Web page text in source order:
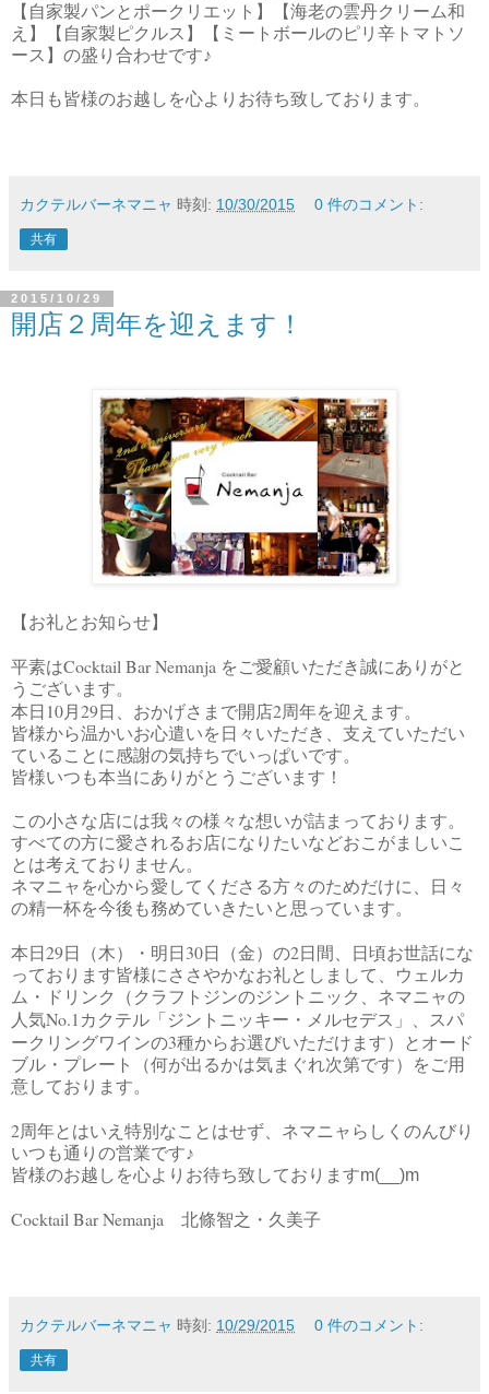
【自家製パンとポークリエット】【海老の雲丹クリーム和
え】【自家製ピクルス】【ミートボールのピリ辛トマトソ
ース】の盛り合わせです♪
本日も皆様のお越しを心よりお待ち致しております。
カクテルバーネマニャ 時刻: 10/30/2015 0 件のコメント:
共有
2015/10/29
開店２周年を迎えます！
【お礼とお知らせ】
平素はCocktail Bar Nemanja をご愛顧いただき誠にありがと
うございます。
本日 10月 29日、おかげさまで開店2周年を迎えます。
皆様から温かいお心遣いを日々いただき、支えていただい
ていることに感謝の気持ちでいっぱいです。
皆様いつも本当にありがとうございます！
この小さな店には我々の様々な想いが詰まっております。
すべての方に愛されるお店になりたいなどおこがましいこ
とは考えておりません。
ネマニャを心から愛してくださる方々のためだけに、日々
の精一杯を今後も務めていきたいと思っています。
本日 29日（木）・明日 30日（金）の2日間、日頃お世話にな
っております皆様にささやかなお礼としまして、ウェルカ
ム・ドリンク（クラフトジンのジントニック、ネマニャの
人気No.1 カクテル「ジントニッキー・メルセデス」、スパ
ークリングワインの3種からお選びいただけます）とオード
ブル・プレート（何が出るかは気まぐれ次第です）をご用
意しております。
2周年とはいえ特別なことはせず、ネマニャらしくのんびり
いつも通りの営業です♪
皆様のお越しを心よりお待ち致しておりますm(__)m
Cocktail Bar Nemanja 北條智之・久美子
カクテルバーネマニャ 時刻: 10/29/2015 0 件のコメント:
共有